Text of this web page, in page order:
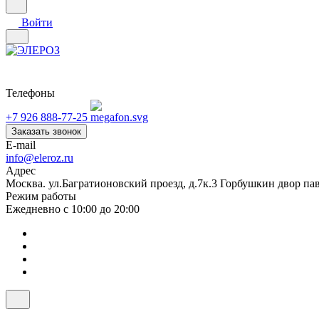
Войти
Телефоны
+7 926 888-77-25
Заказать звонок
E-mail
info@eleroz.ru
Адрес
Москва. ул.Багратионовский проезд, д.7к.3 Горбушкин двор
Режим работы
Ежедневно с 10:00 до 20:00